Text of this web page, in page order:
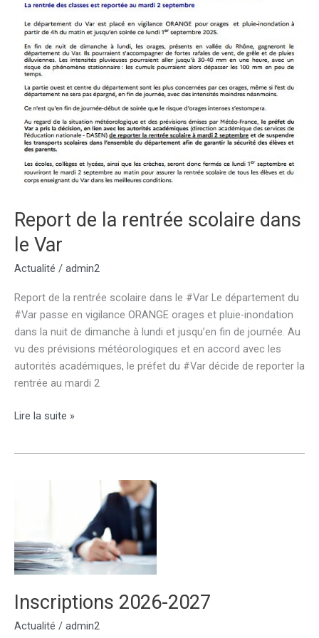
Report de la rentrée scolaire dans
le Var
Actualité / admin2
Report de la rentrée scolaire dans le #Var Le département du
#Var passe en vigilance ORANGE orages et pluie-inondation
dans la nuit de dimanche à lundi et jusqu’en fin de journée. Au
vu des prévisions météorologiques et en accord avec les
autorités académiques, le préfet du #Var décide de reporter la
rentrée au mardi 2
Report
scolaire
Lire la suite »
Inscriptions 2026-2027
Actualité / admin2